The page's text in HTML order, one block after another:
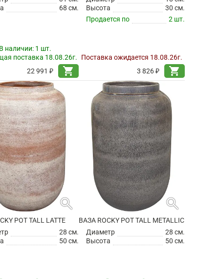
68 см.
наличии: 1 шт.
поставка 18.08.26г.
22 991 ₽
shopping_cart
Высота
30 см.
Продается по
2 шт.
Поставка ожидается 18.08.26г.
3 826 ₽
shopping_cart
search
POT TALL LATTE
28 см.
50 см.
search
ВАЗА ROCKY POT TALL METALLIC
Диаметр
28 см.
Высота
50 см.